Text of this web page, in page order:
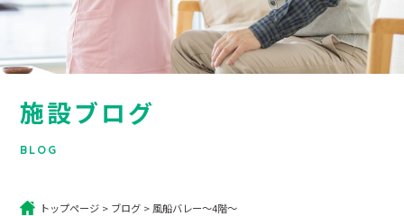
施設ブログ
BLOG
トップページ > ブログ > 風船バレー～4階～